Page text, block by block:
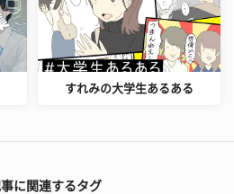
すれみの大学生あるある
に関連するタグ